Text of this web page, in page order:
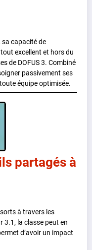
sa capacité de
excellent et hors du
de DOFUS 3. Combiné
passivement ses
équipe optimisée.
partagés à
à travers les
3.1, la classe peut en
d’avoir un impact